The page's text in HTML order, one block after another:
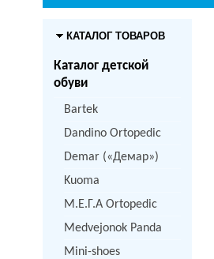
КАТАЛОГ ТОВАРОВ
Каталог детской
обуви
Bartek
Dandino Ortopedic
Demar («Демар»)
Kuoma
M.Е.Г.А Ortopedic
Medvejonok Panda
Mini-shoes